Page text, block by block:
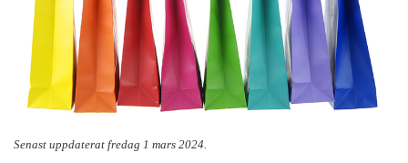
Senast uppdaterat fredag 1 mars 2024.